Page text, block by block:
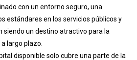
con un entorno seguro, una
estándares en los servicios públicos y
siendo un destino atractivo para la
largo plazo.
disponible solo cubre una parte de la